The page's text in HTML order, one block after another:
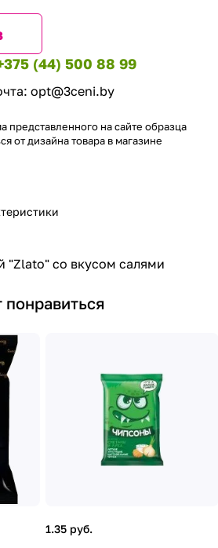
(44) 500 88 99
opt@3ceni.by
представленного на сайте образца
от дизайна товара в магазине
"Zlato" со вкусом салями
1.35 руб.